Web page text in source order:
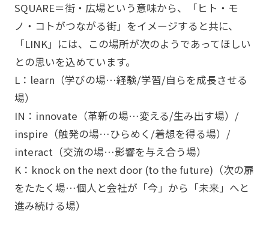
SQUARE＝街・広場という意味から、「ヒト・モ
ノ・コトがつながる街」をイメージすると共に、
「LINK」には、この場所が次のようであってほしい
との思いを込めています。
L：learn（学びの場…経験/学習/自らを成長させる
場）
IN：innovate（革新の場…変える/生み出す場）/
inspire（触発の場…ひらめく/着想を得る場）/
interact（交流の場…影響を与え合う場）
K：knock on the next door (to the future)（次の扉
をたたく場…個人と会社が「今」から「未来」へと
進み続ける場）